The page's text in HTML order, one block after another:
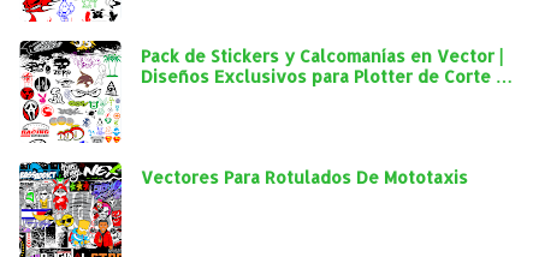
Pack de Stickers y Calcomanías en Vector |
Diseños Exclusivos para Plotter de Corte y
Vectores Para Rotulados De Mototaxis